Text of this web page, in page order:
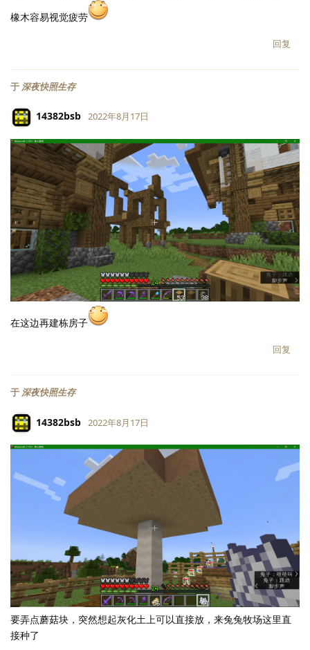
橡木容易视觉疲劳
回复
于 深夜快照生存
14382bsb
LV. 118
2022年8月17日
在这边再建栋房子
回复
于 深夜快照生存
14382bsb
LV.
2022年8月17日
要弄点蘑菇块，突然想起灰化土上可以直接放，来兔兔牧场这里直
接种了